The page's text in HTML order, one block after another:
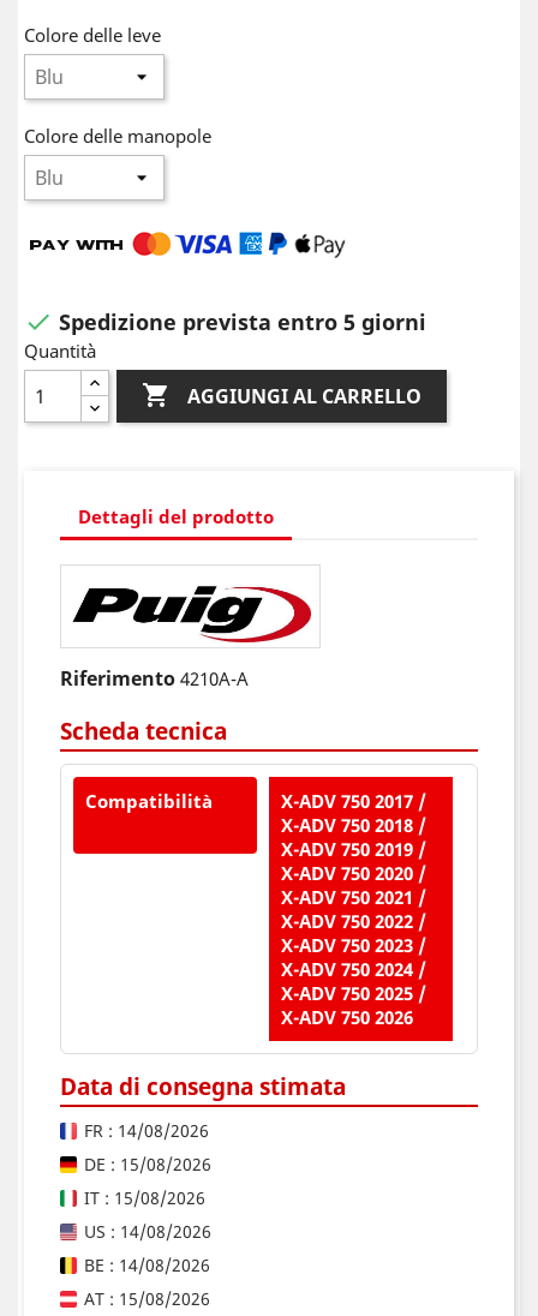
Colore delle leve
Colore delle manopole
 Spedizione prevista entro 5 giorni
Quantità
 AGGIUNGI AL CARRELLO
Dettagli del prodotto
Riferimento 4210A-A
Scheda tecnica
Compatibilità
X-ADV 750 2017 /
X-ADV 750 2018 /
X-ADV 750 2019 /
X-ADV 750 2020 /
X-ADV 750 2021 /
X-ADV 750 2022 /
X-ADV 750 2023 /
X-ADV 750 2024 /
X-ADV 750 2025 /
X-ADV 750 2026
Data di consegna stimata
FR : 14/08/2026
DE : 15/08/2026
IT : 15/08/2026
US : 14/08/2026
BE : 14/08/2026
AT : 15/08/2026